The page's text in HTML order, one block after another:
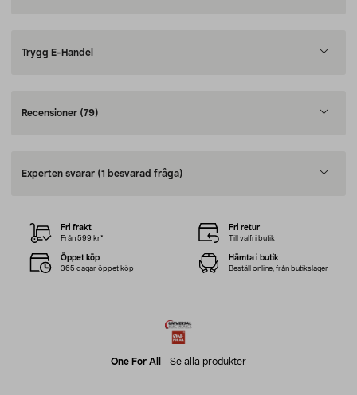
Trygg E-Handel
Recensioner (79)
Experten svarar (1 besvarad fråga)
One For All - Se alla produkter
Fri frakt
Från 599 kr*
Fri retur
Till valfri butik
Öppet köp
365 dagar öppet köp
Hämta i butik
Beställ online, från butikslager